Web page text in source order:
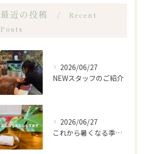
最近の投稿
Recent
Posts
2026/06/27
NEWスタッフのご紹介
2026/06/27
これから暑くなる季節になるので、もみほぐし亭ではご来店のお客...